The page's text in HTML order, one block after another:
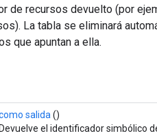
de recursos devuelto (por
La tabla se eliminará
que apuntan a ella.
salida ()
Devuelve el identificador simbólico